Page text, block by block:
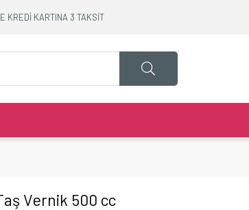
KREDİ KARTINA 3 TAKSİT
Vernik 500 cc